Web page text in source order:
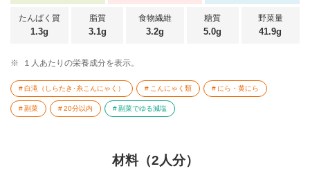
たんぱく質
1.3g
脂質
3.1g
食物繊維
3.2g
糖質
5.0g
野菜量
41.9g
※ １人あたりの栄養成分を表示。
白滝（しらたき･糸こんにゃく） こんにゃく類 にら・黄にら
副菜 20分以内 副菜でゆる減塩
材料（2人分）